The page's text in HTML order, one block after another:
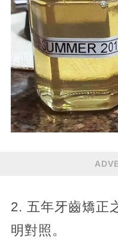
2. 五年牙齒矯正
明對照。